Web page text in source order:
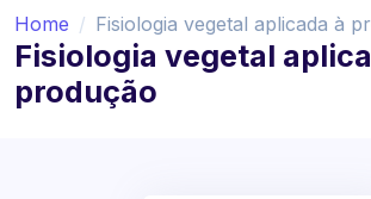
Home Fisiologia vegetal aplicada à
Fisiologia vegetal
produção